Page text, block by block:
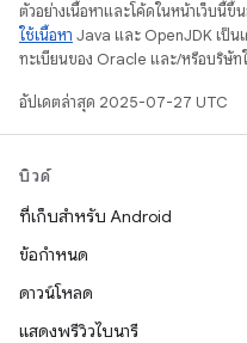
ตัวอย่างเนื้อหาและโค้ดในหน้าเว็บนี้
ใช้เนื้อหา Java และ OpenJDK เป็นเ
ทะเบียนของ Oracle และ/หรือบริษัท
อัปเดตล่าสุด 2025-07-27 UTC
บิวด์
ที่เก็บสำหรับ Android
ข้อกำหนด
ดาวน์โหลด
แสดงพรีวิวไบนารี